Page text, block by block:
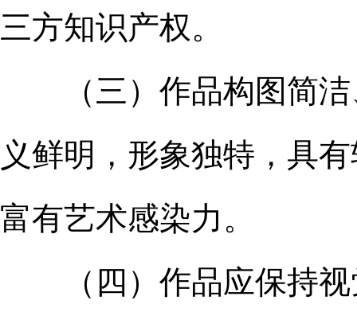
三方知识产权。
（三）作品构图简洁
义鲜明，形象独特，具
富有艺术感染力。
（四）作品应保持视